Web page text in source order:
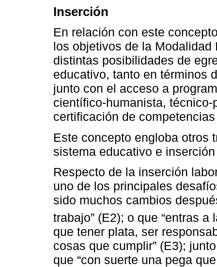
Inserción
En relación con este
los objetivos de la Modalidad
distintas posibilidades de
educativo, tanto en términos
junto con el acceso a
científico-humanista,
certificación de
Este concepto engloba otros
sistema educativo e
Respecto de la inserción
uno de los principales
sido muchos cambios
trabajo” (E2); o que “entras
que tener plata, ser
cosas que cumplir” (E3);
que “con suerte una pega